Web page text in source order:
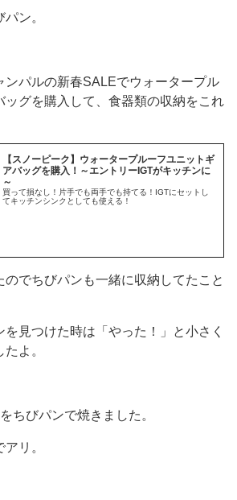
ン。
ンパルの新春SALEでウォータープル
ッグを購入して、食器類の収納をこれ
【スノーピーク】ウォータープルーフユニットギ
アバッグを購入！～エントリーIGTがキッチンに
～
買って損なし！片手でも両手でも持てる！IGTにセットし
てキッチンシンクとしても使える！
のでちびパンも一緒に収納してたこと
見つけた時は「やった！」と小さく
よ。
ちびパンで焼きました。
リ。